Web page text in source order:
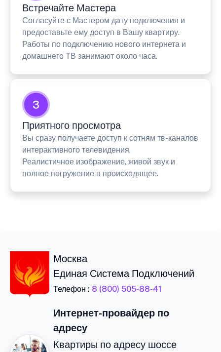
Встречайте Мастера
Согласуйте с Мастером дату подключения и
предоставьте ему доступ в Вашу квартиру.
Работы по подключению нового интернета и
домашнего ТВ занимают около часа.
3
Приятного просмотра
Вы сразу получаете доступ к сотням тв-каналов
интерактивного телевидения.
Реалистичное изображение, живой звук и
полное погружение в происходящее.
Москва
Единая Система Подключений
Телефон : 8 (800) 505-88-41
Интернет-провайдер по
адресу
Квартиры по адресу шоссе